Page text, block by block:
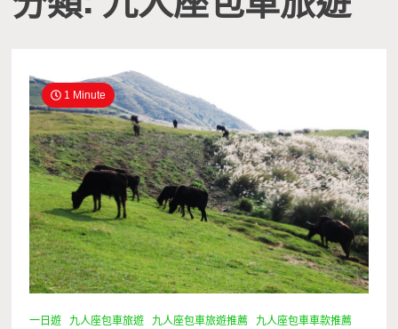
1 Minute
一日遊 九人座包車旅遊 九人座包車旅遊推薦
九人座包車車款推薦